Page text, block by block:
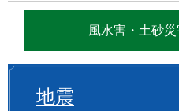
風水害・土砂
地震